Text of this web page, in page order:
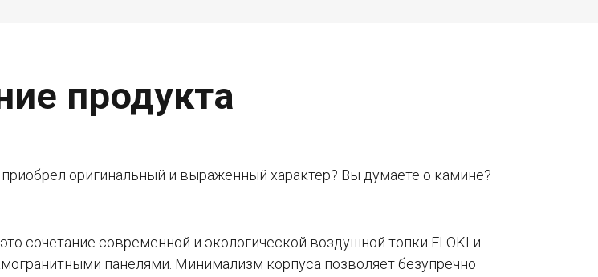
продукта
оригинальный и выраженный характер? Вы думаете о камине?
сочетание современной и экологической воздушной топки FLOKI и
панелями. Минимализм корпуса позволяет безупречно